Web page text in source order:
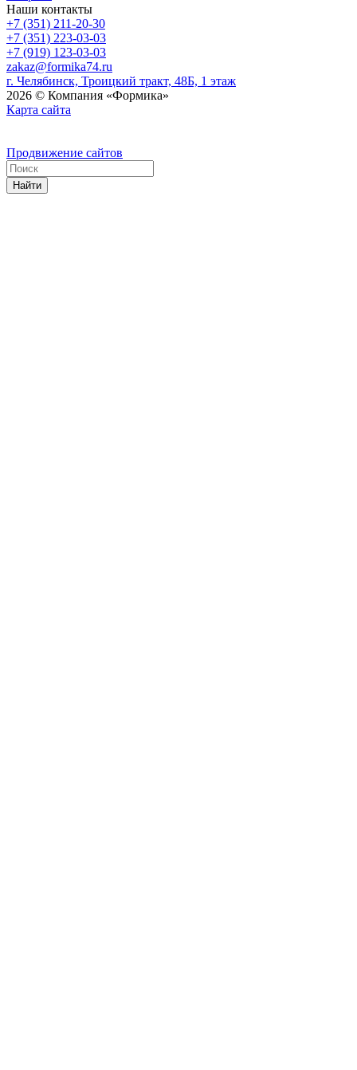
Наши контакты
+7 (351) 211-20-30
+7 (351) 223-03-03
+7 (919) 123-03-03
zakaz@formika74.ru
г. Челябинск, Троицкий тракт, 48Б, 1 этаж
2026 © Компания «Формика»
Карта сайта
Продвижение сайтов
Найти